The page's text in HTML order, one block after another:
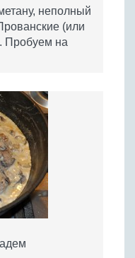
неполный
(или
Пробуем на